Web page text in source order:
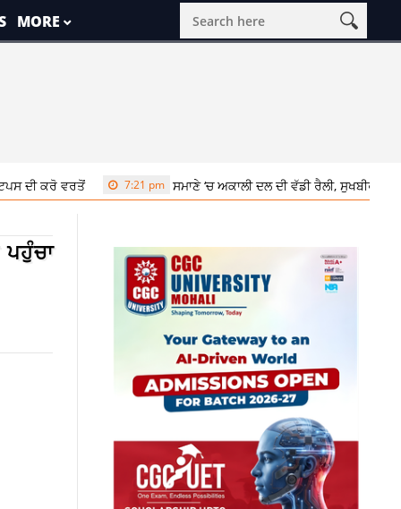
MORE
ਦੀ ਕਰੋ ਵਰਤੋਂ 7:21 pm ਸਮਾਣੇ ‘ਚ ਅਕਾਲੀ ਦਲ ਦੀ ਵੱਡੀ ਰੈਲੀ, ਸੁਖਬੀਰ
ਪਹੁੰਚਾ